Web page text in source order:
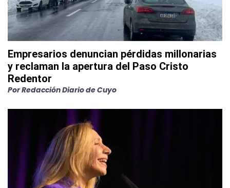
Empresarios denuncian pérdidas millonarias
y reclaman la apertura del Paso Cristo
Redentor
PorRedacción Diario de Cuyo